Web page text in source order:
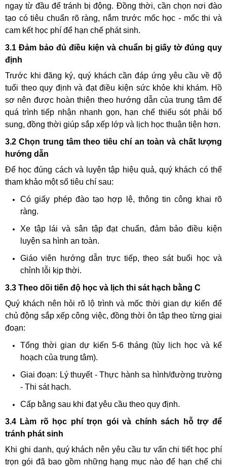
ngay từ đầu để tránh bị động. Đồng thời, cần chọn nơi đào
tạo có tiêu chuẩn rõ ràng, nắm trước mốc học - mốc thi và
cam kết học phí để hạn chế phát sinh.
3.1 Đảm bảo đủ điều kiện và chuẩn bị giấy tờ đúng quy
định
Trước khi đăng ký, quý khách cần đáp ứng yêu cầu về độ
tuổi theo quy định và đạt điều kiện sức khỏe khi khám. Hồ
sơ nên được hoàn thiện theo hướng dẫn của trung tâm để
quá trình tiếp nhận nhanh gọn, hạn chế thiếu sót phải bổ
sung, đồng thời giúp sắp xếp lớp và lịch học thuận tiện hơn.
3.2 Chọn trung tâm theo tiêu chí an toàn và chất lượng
hướng dẫn
Để học đúng cách và luyện tập hiệu quả, quý khách có thể
tham khảo một số tiêu chí sau:
Có giấy phép đào tạo hợp lệ, thông tin công khai rõ
ràng.
Xe tập lái và sân tập đạt chuẩn, đảm bảo điều kiện
luyện sa hình an toàn.
Giáo viên hướng dẫn trực tiếp, theo sát buổi học và
chỉnh lỗi kịp thời.
3.3 Theo dõi tiến độ học và lịch thi sát hạch bằng C
Quý khách nên hỏi rõ lộ trình và mốc thời gian dự kiến để
chủ động sắp xếp công việc, đồng thời ôn tập theo từng giai
đoạn:
Tổng thời gian dự kiến 5-6 tháng (tùy lịch học và kế
hoạch của trung tâm).
Giai đoạn: Lý thuyết - Thực hành sa hình/đường trường
- Thi sát hạch.
Cấp bằng sau khi đạt yêu cầu theo quy định.
3.4 Làm rõ học phí trọn gói và chính sách hỗ trợ để
tránh phát sinh
Khi ghi danh, quý khách nên yêu cầu tư vấn chi tiết học phí
trọn gói đã bao gồm những hạng mục nào để hạn chế chi